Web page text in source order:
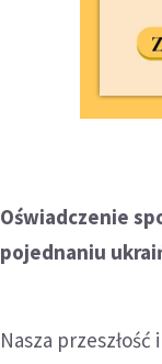
Oświadczenie
pojednaniu
Nasza przeszłość